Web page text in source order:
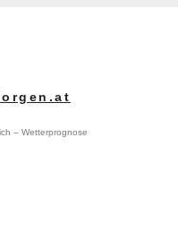
– Wetterprognose